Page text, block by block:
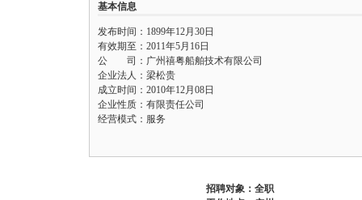
基本信息
发布时间：1899年12月30日
有效期至：2011年5月16日
公 司：广州禧粤船舶技术有限公司
企业法人：梁松贵
成立时间：2010年12月08日
企业性质：有限责任公司
经营模式：服务
招聘对象：全职